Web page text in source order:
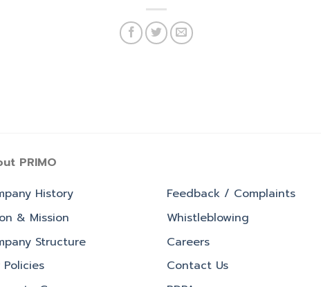
PRIMO
History
& Mission
Structure
Policies
Feedback / Complaints
Whistleblowing
Careers
Contact Us